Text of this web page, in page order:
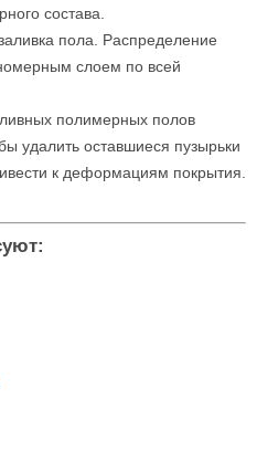
состава.
пола. Распределение
слоем по всей
полимерных полов
удалить оставшиеся пузырьки
к деформациям покрытия.